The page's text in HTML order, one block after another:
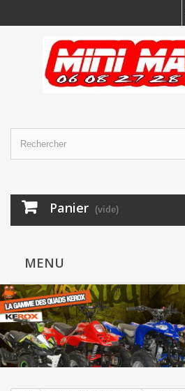
Panier (vide)
MENU